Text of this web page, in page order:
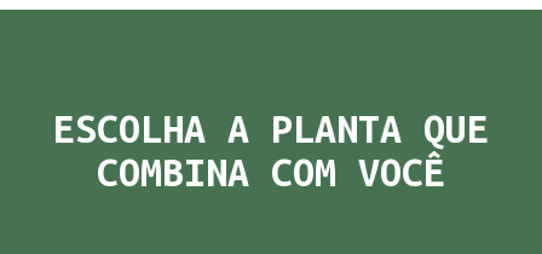
ESCOLHA A PLANTA QUE
COMBINA COM VOCÊ